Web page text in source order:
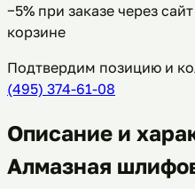
−5% при заказе через
корзине
Подтвердим позицию и
(495) 374-61-08
Описание и
Алмазная